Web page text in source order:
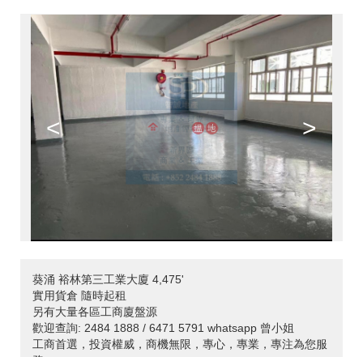
< >
葵涌 裕林第三工業大廈 4,475'
實用貨倉 隨時起租
另有大量各區工商廈盤源
歡迎查詢: 2484 1888 / 6471 5791 whatsapp 曾小姐
工商首選，投資權威，商機無限，專心，專業，專注為您服